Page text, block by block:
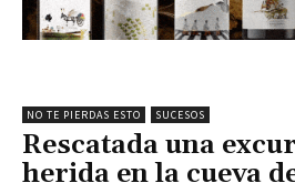
NO TE PIERDAS ESTO SUCESOS
Rescatada una
herida en la cueva